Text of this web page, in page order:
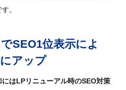
。
SEO1位表示によ
アップ
はLPリニューアル時のSEO対策